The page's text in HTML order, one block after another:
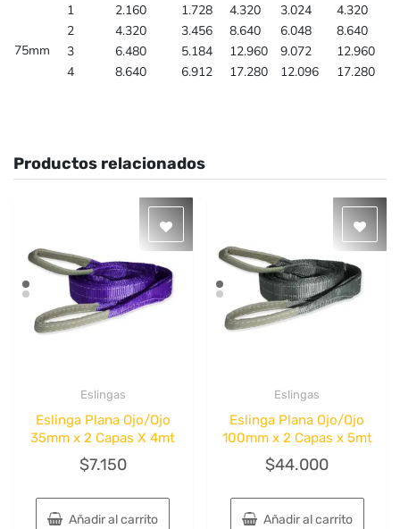
75mm
1 2.160 1.728 4.320 3.024
4.320
2
4.320 3.456 8.640 6.048
8.640
3
6.480 5.184 12.960 9.072
12.960
4
8.640 6.912 17.280 12.096 17.280
Productos relacionados
Eslingas
Eslinga Plana Ojo/Ojo
35mm x 2 Capas X 4mt
$7.150
Añadir al carrito
Eslingas
Eslinga Plana Ojo/Ojo
100mm x 2 Capas x 5mt
$44.000
Añadir al carrito